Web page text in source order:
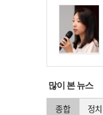
많이 본 뉴스
종합 정치